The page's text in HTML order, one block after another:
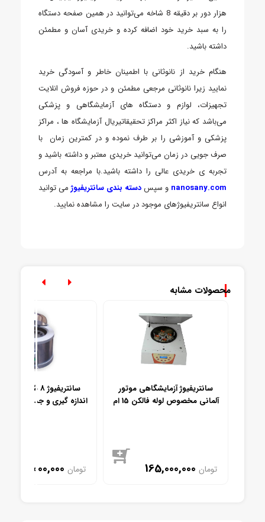
هزار دور بر دقیقه 8 شاخه می‌توانید در همین صفحه دستگاه
را به سبد خرید خود اضافه کرده و خریدی آسان و مطمئن
داشته باشید.
هنگام خرید از نانوثانی با اطمینان خاطر و آسودگی خرید
نمایید زیرا نانوثانی مرجعی مطمئن و در حوزه فروش انلایت
تجهیزات، لوازم و دستگاه های آزمایشگاهی و پزشکی
می‌باشد که نیاز اکثر مراکز تحقیقاتیریال آزمایشگاه ها ، مراکز
پزشکی و آموزشی را بر طرف نموده و در کمترین زمان با
صرف جویی در زمان می‌توانید خریدی معتبر و داشته باشید و
تجربه ی خریدی عالی را داشته باشید.با مراجعه به آدرس
nanosany.com و سپسدسته بندی سانتریفیوژمی توانید
انواع سانتریفیوژهای موجود در سایت را مشاهده نمایید.
محصولات مشابه
سانتریفیوژ آزمایشگاهی موتور
آلمانی مخصوص لوله فالکن 15 ام
165,000,000 تومان
سانتریفیوژ 8 شاخه
اندازه گیری و جداسازی
33,000,000 تومان